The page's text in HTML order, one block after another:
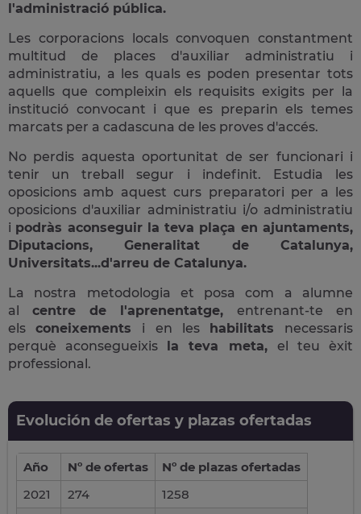
l'administració pública.
Les corporacions locals convoquen constantment
multitud de places d'auxiliar administratiu i
administratiu, a les quals es poden presentar tots
aquells que compleixin els requisits exigits per la
institució convocant i que es preparin els temes
marcats per a cadascuna de les proves d'accés.
No perdis aquesta oportunitat de ser funcionari i
tenir un treball segur i indefinit. Estudia les
oposicions amb aquest curs preparatori per a les
oposicions d'auxiliar administratiu i/o administratiu
i podràs aconseguir la teva plaça en ajuntaments,
Diputacions, Generalitat de Catalunya,
Universitats...d'arreu de Catalunya.
La nostra metodologia et posa com a alumne
al centre de l'aprenentatge, entrenant-te en
elsconeixements i en les habilitats necessaris
perquè aconsegueixis la teva meta, el teu èxit
professional.
Evolución de ofertas y plazas ofertadas
Año Nº de ofertas
Nº de plazas ofertadas
2021
274 1258